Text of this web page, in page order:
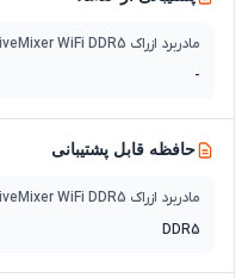
مادربرد ازراک Z890 LiveMixer WiFi DDR5
-
حافظه قابل پشتیبانی
مادربرد ازراک Z890 LiveMixer WiFi DDR5
DDR5